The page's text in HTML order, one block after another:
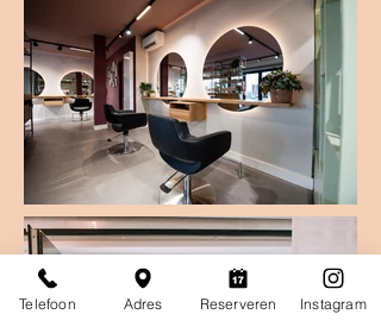
Telefoon Adres Reserveren Instagram